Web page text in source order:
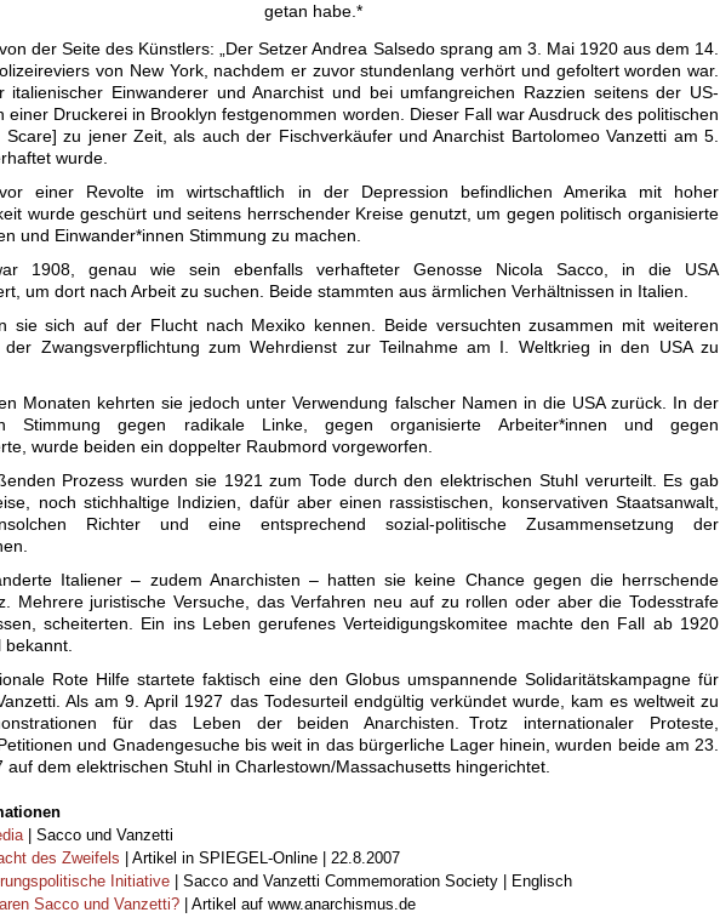
getan habe.*
der Seite des Künstlers: „Der Setzer Andrea Salsedo sprang am 3. Mai 1920 aus dem 14.
von New York, nachdem er zuvor stundenlang verhört und gefoltert worden war.
italienischer Einwanderer und Anarchist und bei umfangreichen Razzien seitens der US-
einer Druckerei in Brooklyn festgenommen worden. Dieser Fall war Ausdruck des politischen
Scare] zu jener Zeit, als auch der Fischverkäufer und Anarchist Bartolomeo Vanzetti am 5.
wurde.
einer Revolte im wirtschaftlich in der Depression befindlichen Amerika mit hoher
wurde geschürt und seitens herrschender Kreise genutzt, um gegen politisch organisierte
und Einwander*innen Stimmung zu machen.
1908, genau wie sein ebenfalls verhafteter Genosse Nicola Sacco, in die USA
um dort nach Arbeit zu suchen. Beide stammten aus ärmlichen Verhältnissen in Italien.
sie sich auf der Flucht nach Mexiko kennen. Beide versuchten zusammen mit weiteren
der Zwangsverpflichtung zum Wehrdienst zur Teilnahme am I. Weltkrieg in den USA zu
Monaten kehrten sie jedoch unter Verwendung falscher Namen in die USA zurück. In der
Stimmung gegen radikale Linke, gegen organisierte Arbeiter*innen und gegen
wurde beiden ein doppelter Raubmord vorgeworfen.
Prozess wurden sie 1921 zum Tode durch den elektrischen Stuhl verurteilt. Es gab
noch stichhaltige Indizien, dafür aber einen rassistischen, konservativen Staatsanwalt,
Richter und eine entsprechend sozial-politische Zusammensetzung der
Italiener – zudem Anarchisten – hatten sie keine Chance gegen die herrschende
Mehrere juristische Versuche, das Verfahren neu auf zu rollen oder aber die Todesstrafe
scheiterten. Ein ins Leben gerufenes Verteidigungskomitee machte den Fall ab 1920
Rote Hilfe startete faktisch eine den Globus umspannende Soli­daritätskampagne für
Als am 9. April 1927 das Todesurteil endgültig verkündet wurde, kam es weltweit zu
für das Leben der beiden Anarchisten. Trotz internationaler Proteste,
und Gnadengesuche bis weit in das bürgerliche Lager hinein, wurden beide am 23.
auf dem elektrischen Stuhl in Charlestown/Massachusetts hingerichtet.
| Sacco und Vanzetti
des Zweifels | Artikel in SPIEGEL-Online | 22.8.2007
Initiative | Sacco and Vanzetti Commemoration Society | Englisch
Sacco und Vanzetti? | Artikel auf www.anarchismus.de